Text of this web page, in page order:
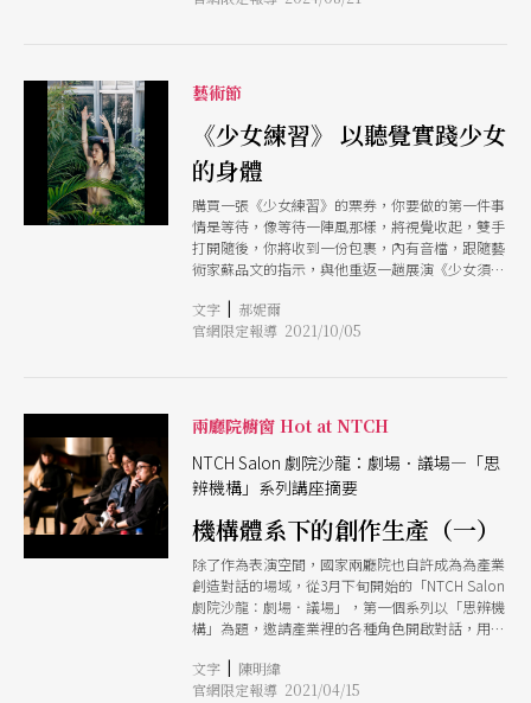
出資，更重要的是參與作品從無到有的整個生產過
創投主要是指製作夥伴在資金上共同支持一個藝術
料、場地租賃等。普遍常見的共製是由劇院提供設
備完整的劇院空間給藝術家去進行發展製作新作品
及展演，這種共製方式的成果將是由主辦製作單位
發表國內或世界首演。而一個共製計畫可包含兩個
至十多個製作單位。 比如今年在台灣國際藝術節
演出的《這不是個大使館》，就是由台灣的國家兩
廳院和瑞士洛桑維蒂劇院聯合製作，作品通過探討
單中還可以看到許多其他共製單位，像是柏林藝術
節 （Berliner Festspiele）、維也納人民劇院
婚女性，《華爾街日報》也出現讀者投書探討「剩
女」經濟學。（註）被歸屬於「剩女」的蘇品文，
將自己的肉身作為題材，毫無保留地提問，「我在
談的是40歲的我怎麼存活下去的策略。」不只是面
對因大齡身分遭受的歧視，還有如何創新和擔負獨
望這次作品可以探索超越二元性別觀的女性主義世
界觀，突破傳統女性主義過於聚焦於生理女性的觀
點。他積極地使用「they／them」（英文代名詞
「他們」）來作為作品目標，不再只是依賴自己個
人作為生理女性的身體形象，而是提議一種新的女
性主義樣貌，打破性別的二元對立，倡導更具包容
性的性別觀。 作為臺北藝術節國際共同製作的委
論作品時就會產生落差和誤解。」蘇品文提到：
同時也希望作品在不同城市巡演時，觀眾接收到的
不要落差太大，「尤其是裸體這件事」。
藝術節
《少女練習》 以聽覺實踐少女
的身體
購買一張《少女練習》的票券，你要做的第一件事
情是等待，像等待一陣風那樣，將視覺收起，雙手
打開隨後，你將收到一份包裹，內有音檔，跟隨藝
術家蘇品文的指示，與他重返一趟展演《少女須
文字 | 郝妮爾
官網限定報導 2021/10/05
兩廳院櫥窗 Hot at NTCH
NTCH Salon 劇院沙龍：劇場．議場—「思
辨機構」系列講座摘要
機構體系下的創作生產（一）
除了作為表演空間，國家兩廳院也自許成為為產業
創造對話的場域，從3月下旬開始的「NTCH Salon
劇院沙龍：劇場．議場」，第一個系列以「思辨機
構」為題，邀請產業裡的各種角色開啟對話，用各
的公共任務，在時代快速的演進中，各機構又該如
何轉型。 此系列首場的題目為「機構體系下的創
文字 | 陳明緯
官網限定報導 2021/04/15